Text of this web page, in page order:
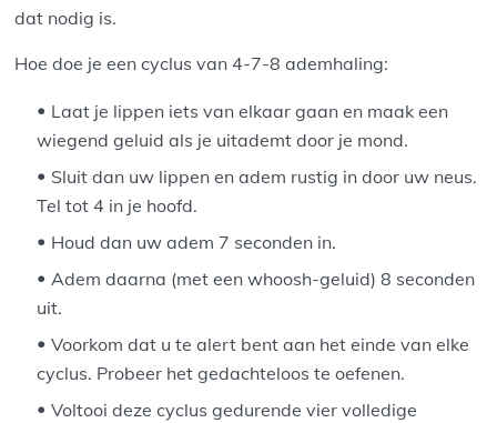
dat nodig is.
Hoe doe je een cyclus van 4-7-8 ademhaling:
Laat je lippen iets van elkaar gaan en maak een
wiegend geluid als je uitademt door je mond.
Sluit dan uw lippen en adem rustig in door uw neus.
Tel tot 4 in je hoofd.
Houd dan uw adem 7 seconden in.
Adem daarna (met een whoosh-geluid) 8 seconden
uit.
Voorkom dat u te alert bent aan het einde van elke
cyclus. Probeer het gedachteloos te oefenen.
Voltooi deze cyclus gedurende vier volledige